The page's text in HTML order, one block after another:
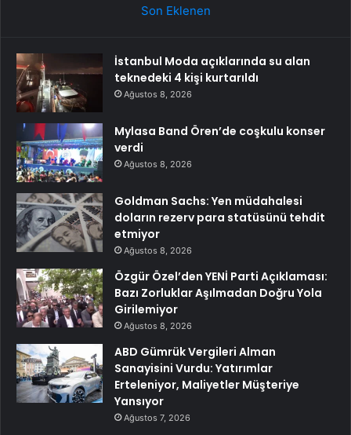
Son Eklenen
İstanbul Moda açıklarında su alan
teknedeki 4 kişi kurtarıldı
Ağustos 8, 2026
Mylasa Band Ören’de coşkulu konser
verdi
Ağustos 8, 2026
Goldman Sachs: Yen müdahalesi
doların rezerv para statüsünü tehdit
etmiyor
Ağustos 8, 2026
Özgür Özel’den YENİ Parti Açıklaması:
Bazı Zorluklar Aşılmadan Doğru Yola
Girilemiyor
Ağustos 8, 2026
ABD Gümrük Vergileri Alman
Sanayisini Vurdu: Yatırımlar
Erteleniyor, Maliyetler Müşteriye
Yansıyor
Ağustos 7, 2026